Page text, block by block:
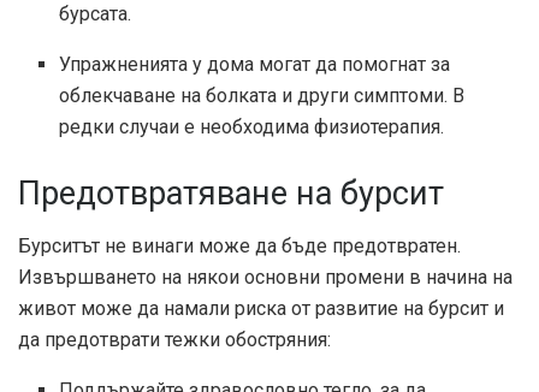
бурсата.
Упражненията у дома могат да помогнат за
облекчаване на болката и други симптоми. В
редки случаи е необходима физиотерапия.
Предотвратяване на бурсит
Бурситът не винаги може да бъде предотвратен.
Извършването на някои основни промени в начина на
живот може да намали риска от развитие на бурсит и
да предотврати тежки обостряния: